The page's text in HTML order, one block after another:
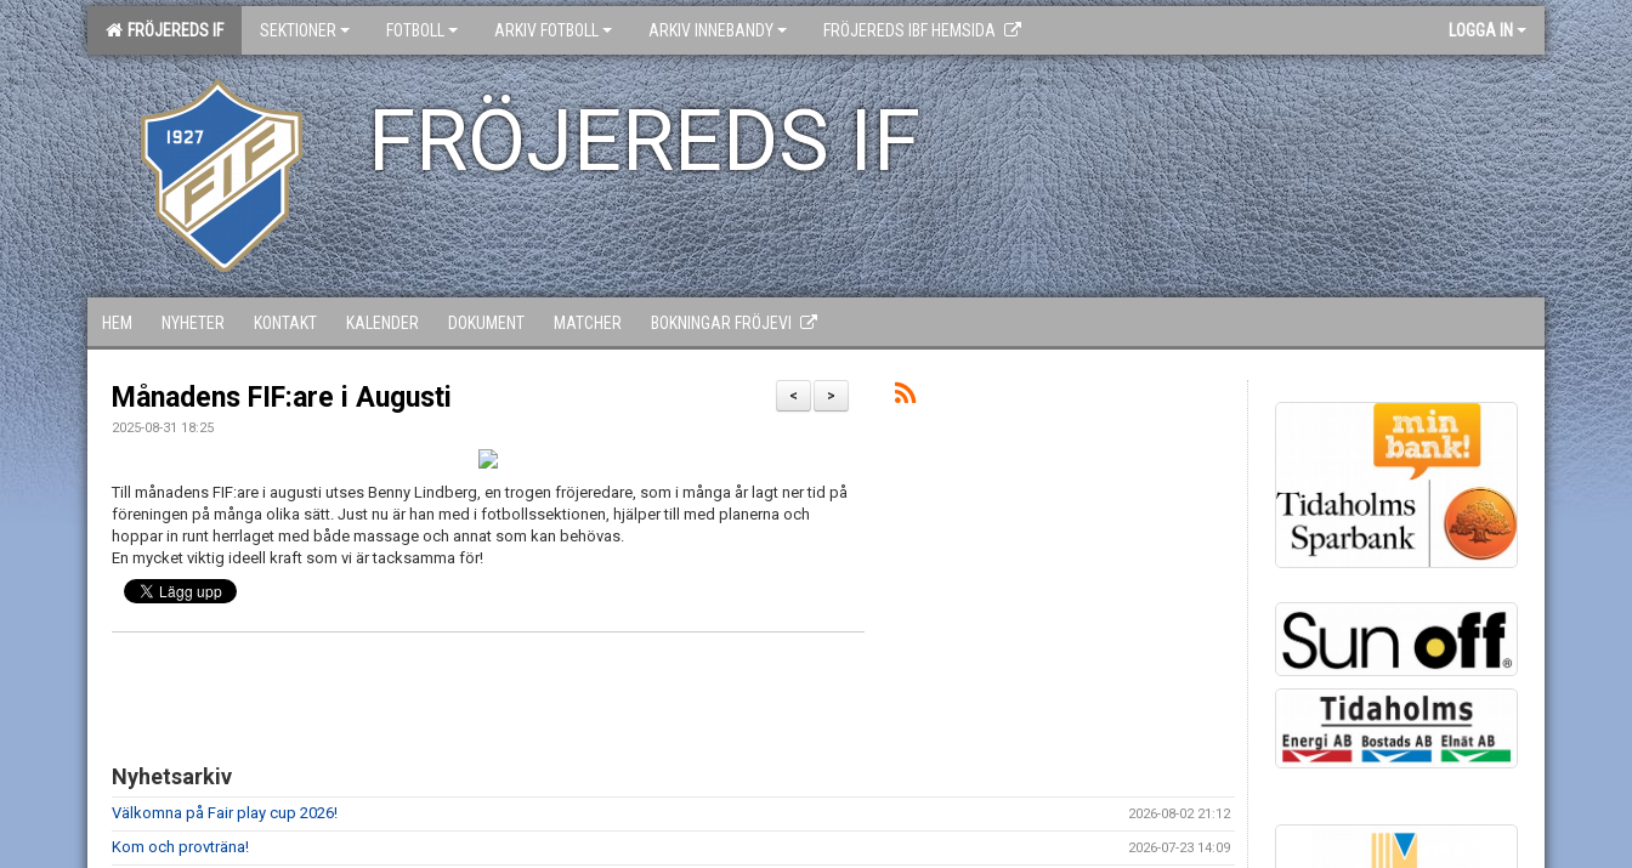
FRÖJEREDS IF SEKTIONER FOTBOLL ARKIV FOTBOLL ARKIV INNEBANDY FRÖJEREDS IBF HEMSIDA LOGGA IN
FRÖJEREDS IF
HEM NYHETER KONTAKT KALENDER DOKUMENT MATCHER BOKNINGAR FRÖJEVI
>
<
Månadens FIF:are i Augusti
2025-08-31 18:25
Till månadens FIF:are i augusti utses Benny Lindberg, en trogen fröjeredare, som i många år lagt ner tid på
föreningen på många olika sätt. Just nu är han med i fotbollssektionen, hjälper till med planerna och
hoppar in runt herrlaget med både massage och annat som kan behövas.
En mycket viktig ideell kraft som vi är tacksamma för!
Nyhetsarkiv
Välkomna på Fair play cup 2026! 2026-08-02 21:12
Kom och provträna! 2026-07-23 14:09